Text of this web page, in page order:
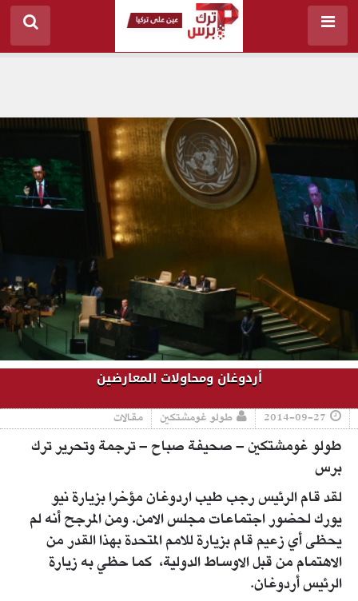
أردوغان ومحاولات المعارضين
2014-09-27 طولو غومشتكين مقالات
طولو غومشتكين – صحيفة صباح – ترجمة وتحرير ترك
برس
لقد قام الرئيس رجب طيب اردوغان مؤخرا بزيارة نيو
يورك لحضور اجتماعات مجلس الامن. ومن المرجح أنه لم
يحظى أي زعيم قام بزيارة للامم المتحدة بهذا القدر من
الاهتمام من قبل الاوساط الدولية، كما حظي به زيارة
الرئيس أردوغان.